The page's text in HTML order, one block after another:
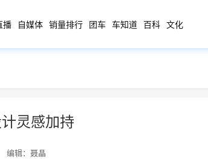
播 自媒体 销量排行 团车 车知道 百科 文化
灵感加持
编辑：聂晶